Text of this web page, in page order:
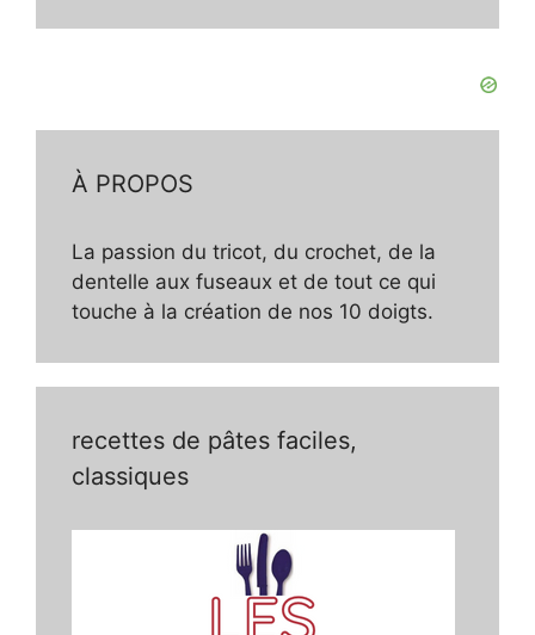
À PROPOS
La passion du tricot, du crochet, de la
dentelle aux fuseaux et de tout ce qui
touche à la création de nos 10 doigts.
recettes de pâtes faciles,
classiques